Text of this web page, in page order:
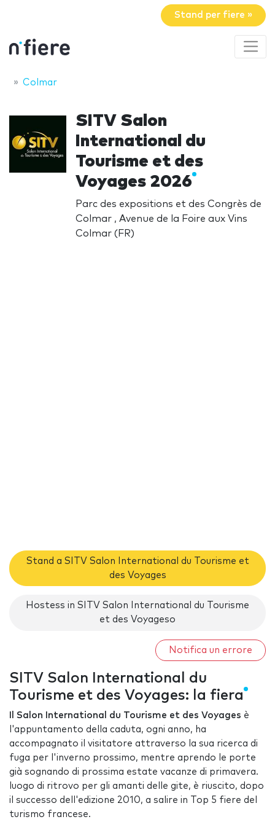
Stand per fiere »
Colmar
SITV Salon
International du
Tourisme et des
Voyages 2026
Parc des expositions et des Congrès de
Colmar , Avenue de la Foire aux Vins
Colmar (FR)
Stand a SITV Salon International du Tourisme et
des Voyages
Hostess in SITV Salon International du Tourisme
et des Voyageso
Notifica un errore
SITV Salon International du
Tourisme et des Voyages: la fiera
Il Salon International du Tourisme et des Voyages è
l'appuntamento della caduta, ogni anno, ha
accompagnato il visitatore attraverso la sua ricerca di
fuga per l'inverno prossimo, mentre aprendo le porte
già sognando di prossima estate vacanze di primavera.
luogo di ritrovo per gli amanti delle gite, è riuscito, dopo
il successo dell'edizione 2010, a salire in Top 5 fiere del
turismo francese.